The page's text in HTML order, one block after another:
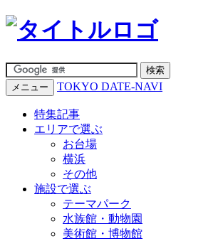
メニュー TOKYO DATE-NAVI
特集記事
エリアで選ぶ
お台場
横浜
その他
施設で選ぶ
テーマパーク
水族館・動物園
美術館・博物館